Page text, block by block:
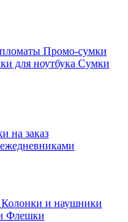
Промо-сумки
для ноутбука Сумки
на заказ
Колонки и наушники
Флешки